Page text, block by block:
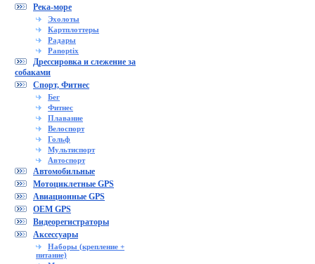
Река-море
Эхолоты
Картплоттеры
Радары
Panoptix
Дрессировка и слежение за
собаками
Спорт, Фитнес
Бег
Фитнес
Плавание
Велоспорт
Гольф
Мультиспорт
Автоспорт
Автомобильные
Мотоциклетные GPS
Авиационные GPS
OEM GPS
Видеорегистраторы
Аксессуары
Наборы (крепление +
питание)